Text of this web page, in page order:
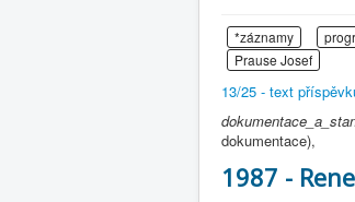
*záznamy
Prause Josef
13/25 - text
dokumentace),
1987 -